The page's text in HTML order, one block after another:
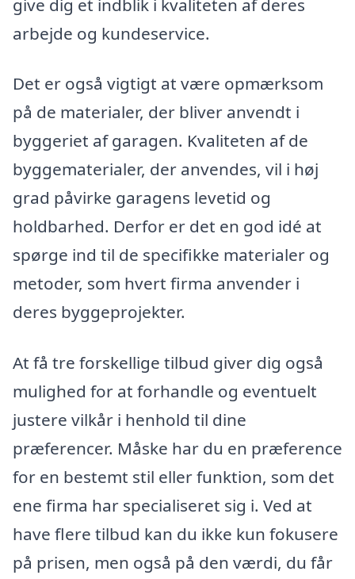
give dig et indblik i kvaliteten af deres
arbejde og kundeservice.
Det er også vigtigt at være opmærksom
på de materialer, der bliver anvendt i
byggeriet af garagen. Kvaliteten af de
byggematerialer, der anvendes, vil i høj
grad påvirke garagens levetid og
holdbarhed. Derfor er det en god idé at
spørge ind til de specifikke materialer og
metoder, som hvert firma anvender i
deres byggeprojekter.
At få tre forskellige tilbud giver dig også
mulighed for at forhandle og eventuelt
justere vilkår i henhold til dine
præferencer. Måske har du en præference
for en bestemt stil eller funktion, som det
ene firma har specialiseret sig i. Ved at
have flere tilbud kan du ikke kun fokusere
på prisen, men også på den værdi, du får